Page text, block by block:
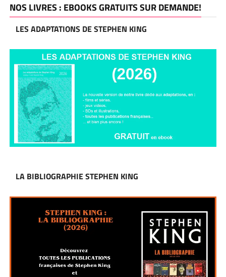
NOS LIVRES : EBOOKS GRATUITS SUR DEMANDE!
LES ADAPTATIONS DE STEPHEN KING
LA BIBLIOGRAPHIE STEPHEN KING